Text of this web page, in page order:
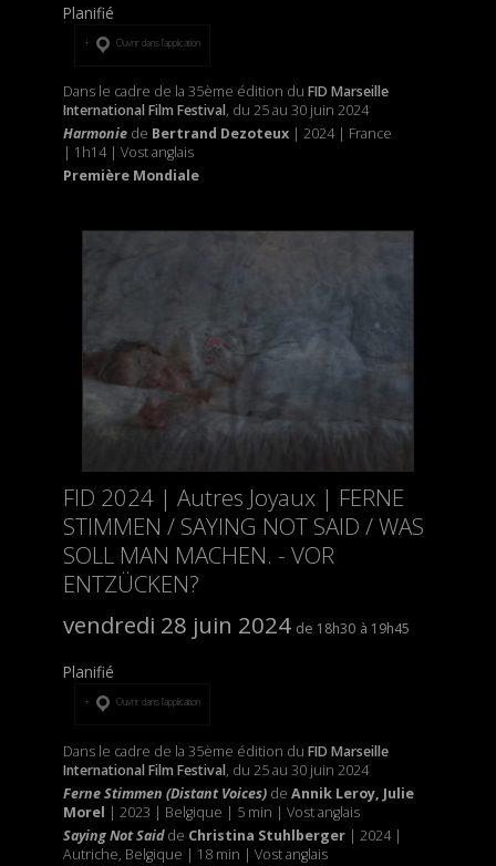
Planifié
Ouvrir dans l’application
Dans le cadre de la 35ème édition du FID Marseille
International Film Festival, du 25 au 30 juin 2024
Harmoniede Bertrand Dezoteux| 2024 | France
| 1h14 | Vost anglais
Première Mondiale
FID 2024 | Autres Joyaux | FERNE
STIMMEN / SAYING NOT SAID / WAS
SOLL MAN MACHEN. - VOR
ENTZÜCKEN?
vendredi 28 juin 2024
18h30 19h45
Planifié
Ouvrir dans l’application
Dans le cadre de la 35ème édition du FID Marseille
International Film Festival, du 25 au 30 juin 2024
Ferne Stimmen (Distant Voices) de Annik Leroy, Julie
Morel | 2023 | Belgique | 5 min | Vost anglais
Saying Not Saidde Christina Stuhlberger | 2024 |
Autriche, Belgique | 18 min | Vost anglais